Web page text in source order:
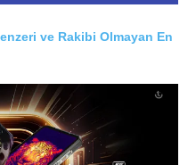
ve Rakibi Olmayan En